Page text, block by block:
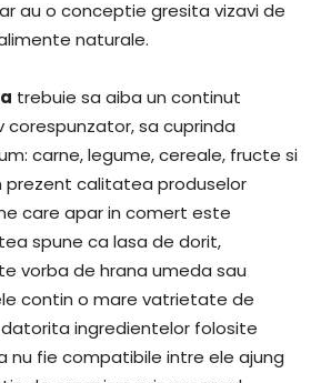
au o conceptie gresita vizavi de
naturale.
trebuie sa aiba un continut
sa cuprinda
carne, legume, cereale, fructe si
prezent calitatea produselor
care apar in comert este
spune ca lasa de dorit,
vorba de hrana umeda sau
contin o mare vatrietate de
ingredientelor folosite
nu fie compatibile intre ele ajung